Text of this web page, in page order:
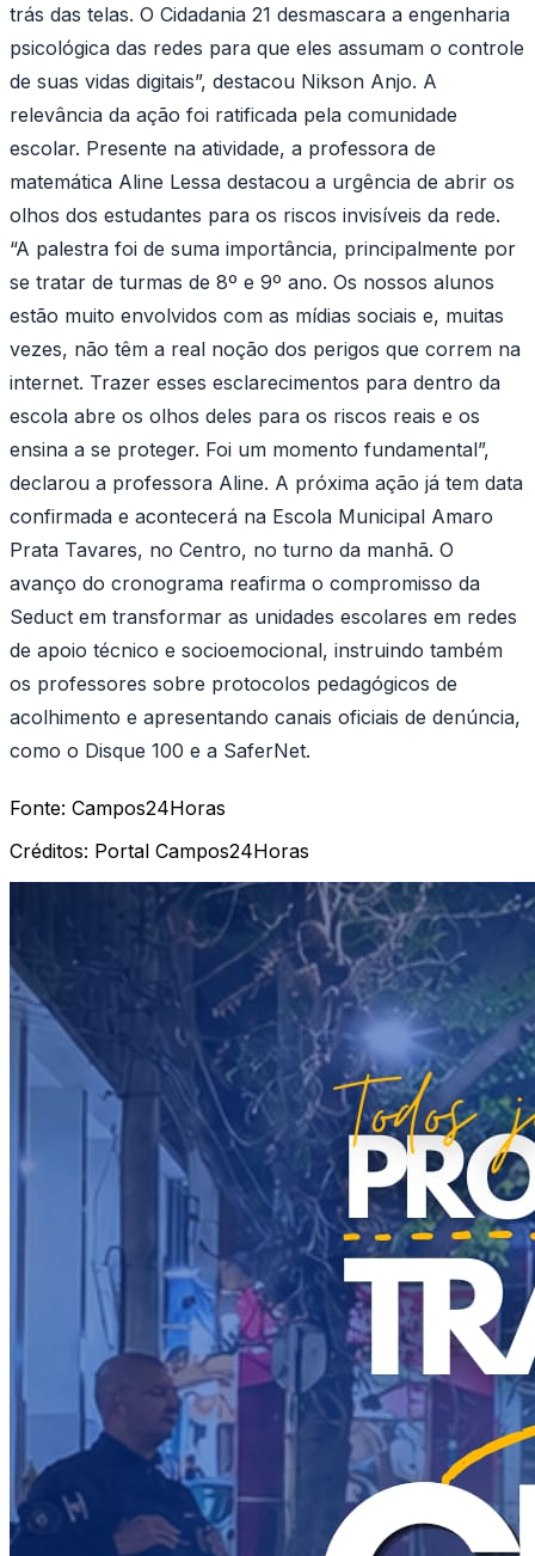
trás das telas. O Cidadania 21 desmascara a engenharia
psicológica das redes para que eles assumam o controle
de suas vidas digitais”, destacou Nikson Anjo. A
relevância da ação foi ratificada pela comunidade
escolar. Presente na atividade, a professora de
matemática Aline Lessa destacou a urgência de abrir os
olhos dos estudantes para os riscos invisíveis da rede.
“A palestra foi de suma importância, principalmente por
se tratar de turmas de 8º e 9º ano. Os nossos alunos
estão muito envolvidos com as mídias sociais e, muitas
vezes, não têm a real noção dos perigos que correm na
internet. Trazer esses esclarecimentos para dentro da
escola abre os olhos deles para os riscos reais e os
ensina a se proteger. Foi um momento fundamental”,
declarou a professora Aline. A próxima ação já tem data
confirmada e acontecerá na Escola Municipal Amaro
Prata Tavares, no Centro, no turno da manhã. O
avanço do cronograma reafirma o compromisso da
Seduct em transformar as unidades escolares em redes
de apoio técnico e socioemocional, instruindo também
os professores sobre protocolos pedagógicos de
acolhimento e apresentando canais oficiais de denúncia,
como o Disque 100 e a SaferNet.
Fonte: Campos24Horas
Créditos: Portal Campos24Horas